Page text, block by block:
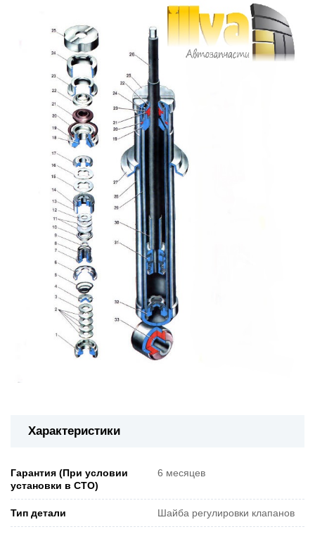
Характеристики
Гарантия (При условии
установки в СТО)
6 месяцев
Тип детали Шайба регулировки клапанов